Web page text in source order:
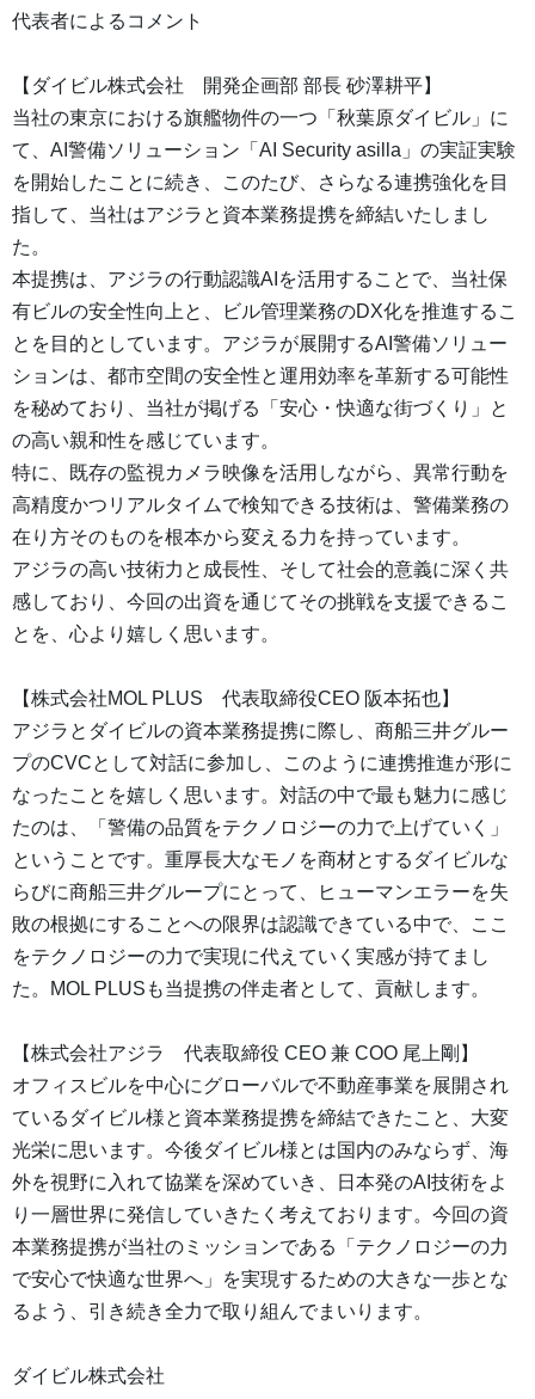
代表者によるコメント
【ダイビル株式会社 開発企画部 部長 砂澤耕平】
当社の東京における旗艦物件の一つ「秋葉原ダイビル」に
て、AI警備ソリューション「AI Security asilla」の実証実験
を開始したことに続き、このたび、さらなる連携強化を目
指して、当社はアジラと資本業務提携を締結いたしまし
た。
本提携は、アジラの行動認識AIを活用することで、当社保
有ビルの安全性向上と、ビル管理業務のDX化を推進するこ
とを目的としています。アジラが展開するAI警備ソリュー
ションは、都市空間の安全性と運用効率を革新する可能性
を秘めており、当社が掲げる「安心・快適な街づくり」と
の高い親和性を感じています。
特に、既存の監視カメラ映像を活用しながら、異常行動を
高精度かつリアルタイムで検知できる技術は、警備業務の
在り方そのものを根本から変える力を持っています。
アジラの高い技術力と成長性、そして社会的意義に深く共
感しており、今回の出資を通じてその挑戦を支援できるこ
とを、心より嬉しく思います。
【株式会社MOL PLUS 代表取締役CEO 阪本拓也】
アジラとダイビルの資本業務提携に際し、商船三井グルー
プのCVCとして対話に参加し、このように連携推進が形に
なったことを嬉しく思います。対話の中で最も魅力に感じ
たのは、「警備の品質をテクノロジーの力で上げていく」
ということです。重厚長大なモノを商材とするダイビルな
らびに商船三井グループにとって、ヒューマンエラーを失
敗の根拠にすることへの限界は認識できている中で、ここ
をテクノロジーの力で実現に代えていく実感が持てまし
た。MOL PLUSも当提携の伴走者として、貢献します。
【株式会社アジラ 代表取締役 CEO 兼 COO 尾上剛】
オフィスビルを中心にグローバルで不動産事業を展開され
ているダイビル様と資本業務提携を締結できたこと、大変
光栄に思います。今後ダイビル様とは国内のみならず、海
外を視野に入れて協業を深めていき、日本発のAI技術をよ
り一層世界に発信していきたく考えております。今回の資
本業務提携が当社のミッションである「テクノロジーの力
で安心で快適な世界へ」を実現するための大きな一歩とな
るよう、引き続き全力で取り組んでまいります。
ダイビル株式会社